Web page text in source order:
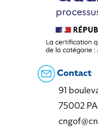
Contact
91
75002